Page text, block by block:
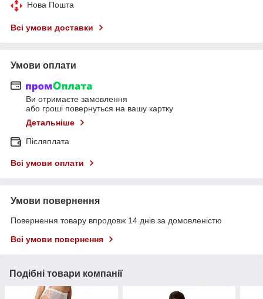
Нова Пошта
Всі умови доставки
Умови оплати
Ви отримаєте замовлення
або гроші повернуться на вашу картку
Детальніше
Післяплата
Всі умови оплати
Умови повернення
Повернення товару впродовж 14 днів за домовленістю
Всі умови повернення
Подібні товари компанії